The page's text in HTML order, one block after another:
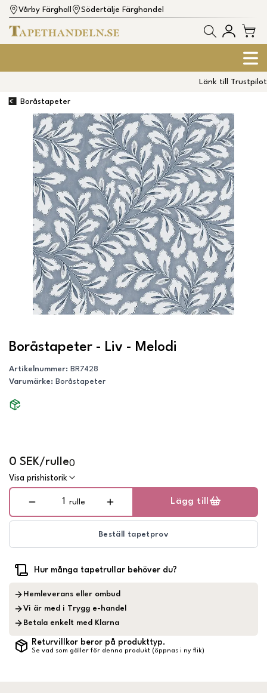
Vårby Färghall Södertälje Färghandel
Länk till Trustpilot
Boråstapeter
Boråstapeter - Liv - Melodi
Artikelnummer: BR7428
Varumärke: Boråstapeter
0 SEK/rulle0
Visa prishistorik
rulle Lägg till
Beställ tapetprov
Hur många tapetrullar behöver du?
Hemleverans eller ombud
Vi är med i Trygg e-handel
Betala enkelt med Klarna
Returvillkor beror på produkttyp.
Se vad som gäller för denna produkt (öppnas i ny flik)